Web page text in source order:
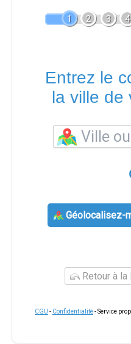
1 2 3 4
Entrez le
la ville de
Géolocalisez-
Retour à
CGU - Confidentialité- Service